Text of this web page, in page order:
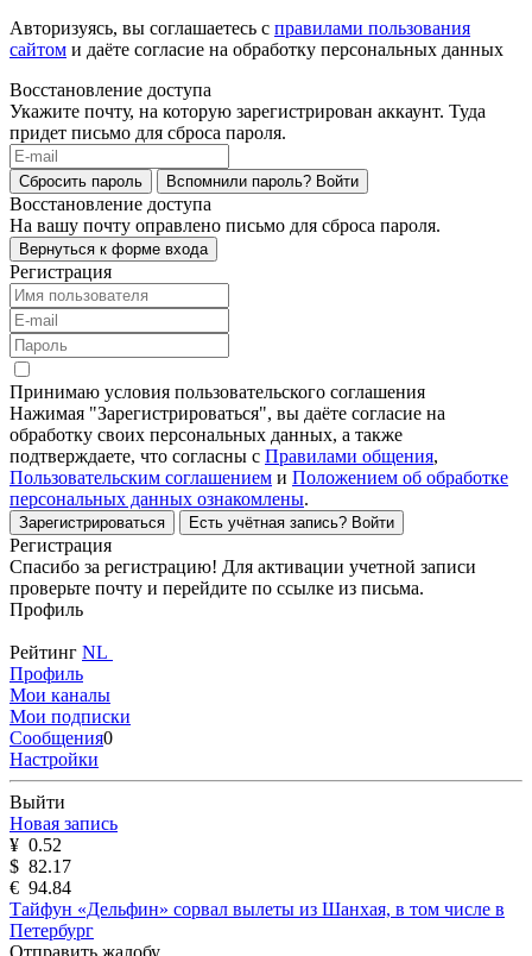
Авторизуясь, вы соглашаетесь с правилами пользования
сайтом и даёте согласие на обработку персональных данных
Восстановление доступа
Укажите почту, на которую зарегистрирован аккаунт. Туда
придет письмо для сброса пароля.
Сбросить пароль Вспомнили пароль? Войти
Восстановление доступа
На вашу почту оправлено письмо для сброса пароля.
Вернуться к форме входа
Регистрация
Принимаю условия пользовательского соглашения
Нажимая "Зарегистрироваться", вы даёте согласие на
обработку своих персональных данных, а также
подтверждаете, что согласны с Правилами общения,
Пользовательским соглашением и Положением об обработке
персональных данных ознакомлены.
Зарегистрироваться Есть учётная запись? Войти
Регистрация
Спасибо за регистрацию! Для активации учетной записи
проверьте почту и перейдите по ссылке из письма.
Профиль
Рейтинг NL
Профиль
Мои каналы
Мои подписки
Сообщения0
Настройки
Выйти
Новая запись
¥ 0.52
$ 82.17
€ 94.84
Тайфун «Дельфин» сорвал вылеты из Шанхая, в том числе в
Петербург
Отправить жалобу